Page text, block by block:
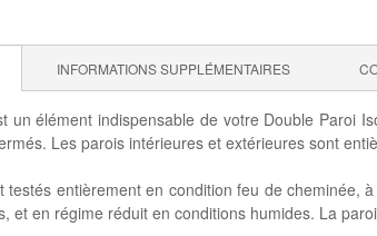
INFORMATIONS SUPPLÉMENTAIRES
un élément indispensable de votre Double Paroi
Les parois intérieures et extérieures sont
testés entièrement en condition feu de cheminée,
et en régime réduit en conditions humides. La